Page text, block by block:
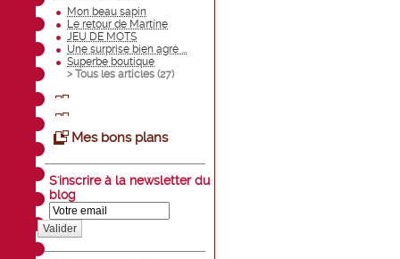
Mon beau sapin
Le retour de Martine
JEU DE MOTS
Une surprise bien agré ...
Superbe boutique
> Tous les articles (27)
Mes bons plans
S'inscrire à la newsletter du
blog
Valider